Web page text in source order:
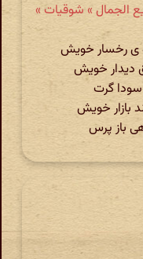
الجمال » شوقیات »
ی رخسار خویش
دیدار خویش
سودا گرت
بازار خویش
باز پرس